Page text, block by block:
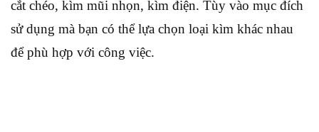
cắt chéo, kìm mũi nhọn, kìm điện. Tùy vào mục đích
sử dụng mà bạn có thể lựa chọn loại kìm khác nhau
để phù hợp với công việc.